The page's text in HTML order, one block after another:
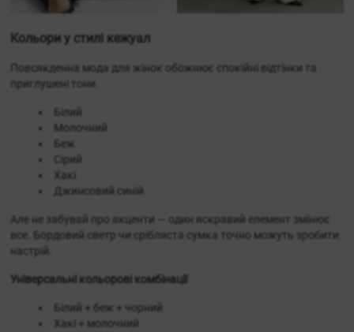
Кольори у стилі кежуал
Повсякденна мода для жінок обожнює спокійні відтінки та
приглушені тони.
Білий
Молочний
Беж
Сірий
Хакі
Джинсовий синій
Але не забувай про акценти — один яскравий елемент змінює
все. Бордовий светр чи срібляста сумка точно можуть зробити
настрій.
Універсальні кольорові комбінації
Білий + беж + чорний
Хакі + молочний